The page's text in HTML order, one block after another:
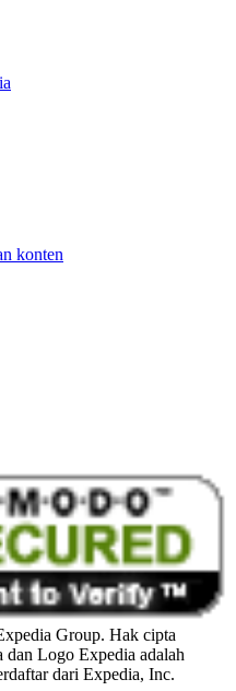
konten
Group. Hak cipta
Logo Expedia adalah
dari Expedia, Inc.